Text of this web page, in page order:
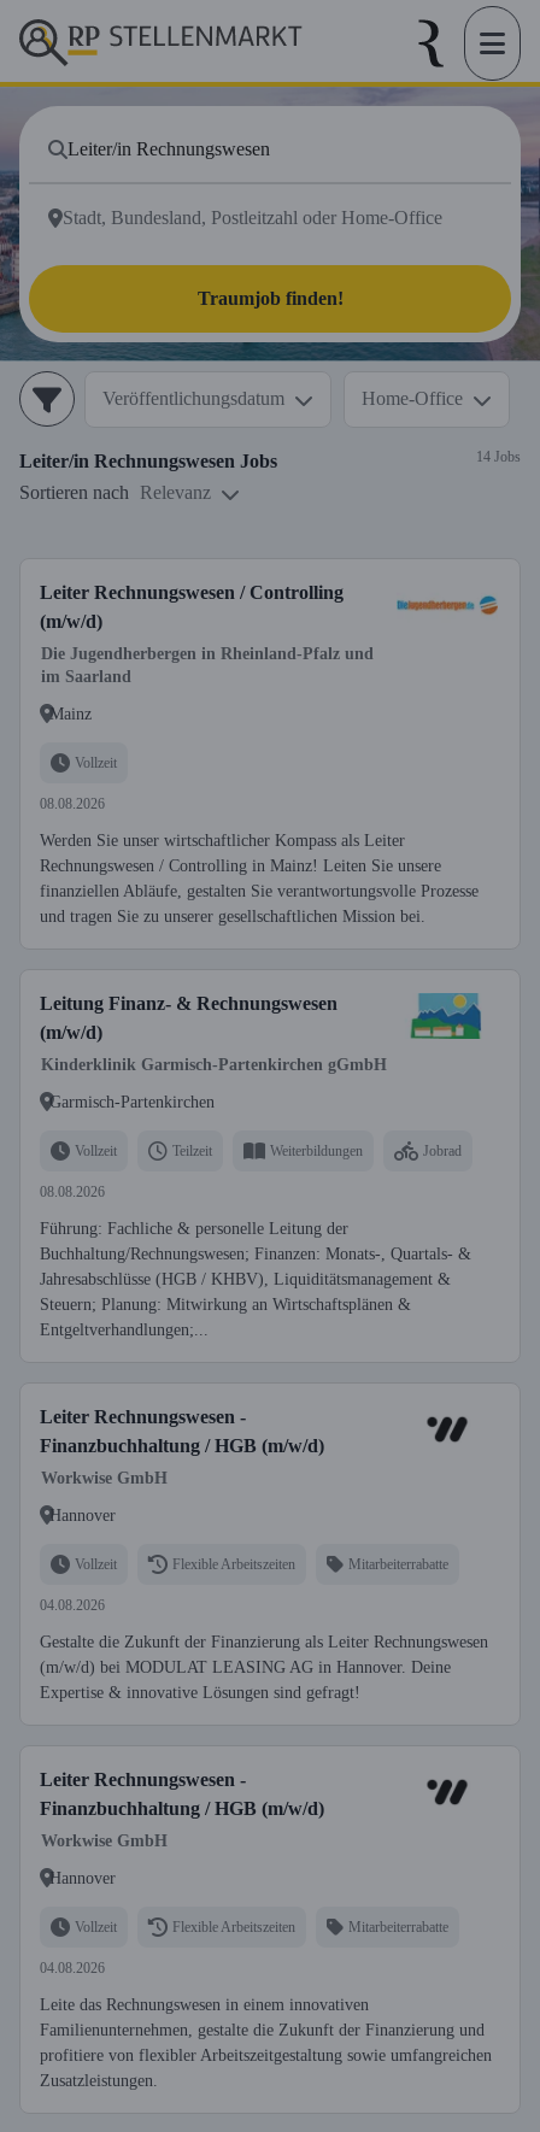
Traumjob finden!
Veröffentlichungsdatum Home-Office
Leiter/in Rechnungswesen Jobs 14 Jobs
Sortieren nach Relevanz
Leiter Rechnungswesen / Controlling
(m/w/d)
Die Jugendherbergen in Rheinland-Pfalz und
im Saarland
Mainz
Vollzeit
08.08.2026
Werden Sie unser wirtschaftlicher Kompass als Leiter
Rechnungswesen / Controlling in Mainz! Leiten Sie unsere
finanziellen Abläufe, gestalten Sie verantwortungsvolle Prozesse
und tragen Sie zu unserer gesellschaftlichen Mission bei.
Leitung Finanz- & Rechnungswesen
(m/w/d)
Kinderklinik Garmisch-Partenkirchen gGmbH
Garmisch-Partenkirchen
Vollzeit Teilzeit Weiterbildungen Jobrad
08.08.2026
Führung: Fachliche & personelle Leitung der
Buchhaltung/Rechnungswesen; Finanzen: Monats-, Quartals- &
Jahresabschlüsse (HGB / KHBV), Liquiditätsmanagement &
Steuern; Planung: Mitwirkung an Wirtschaftsplänen &
Entgeltverhandlungen;...
Leiter Rechnungswesen -
Finanzbuchhaltung / HGB (m/w/d)
Workwise GmbH
Hannover
Vollzeit Flexible Arbeitszeiten Mitarbeiterrabatte
04.08.2026
Gestalte die Zukunft der Finanzierung als Leiter Rechnungswesen
(m/w/d) bei MODULAT LEASING AG in Hannover. Deine
Expertise & innovative Lösungen sind gefragt!
Leiter Rechnungswesen -
Finanzbuchhaltung / HGB (m/w/d)
Workwise GmbH
Hannover
Vollzeit Flexible Arbeitszeiten Mitarbeiterrabatte
04.08.2026
Leite das Rechnungswesen in einem innovativen
Familienunternehmen, gestalte die Zukunft der Finanzierung und
profitiere von flexibler Arbeitszeitgestaltung sowie umfangreichen
Zusatzleistungen.